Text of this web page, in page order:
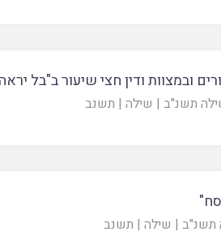
ובמצוות ודין חצי שיעור ב"בל
תשנ"ב | שילה | תשנב
תשנ"ב | שילה | תשנב